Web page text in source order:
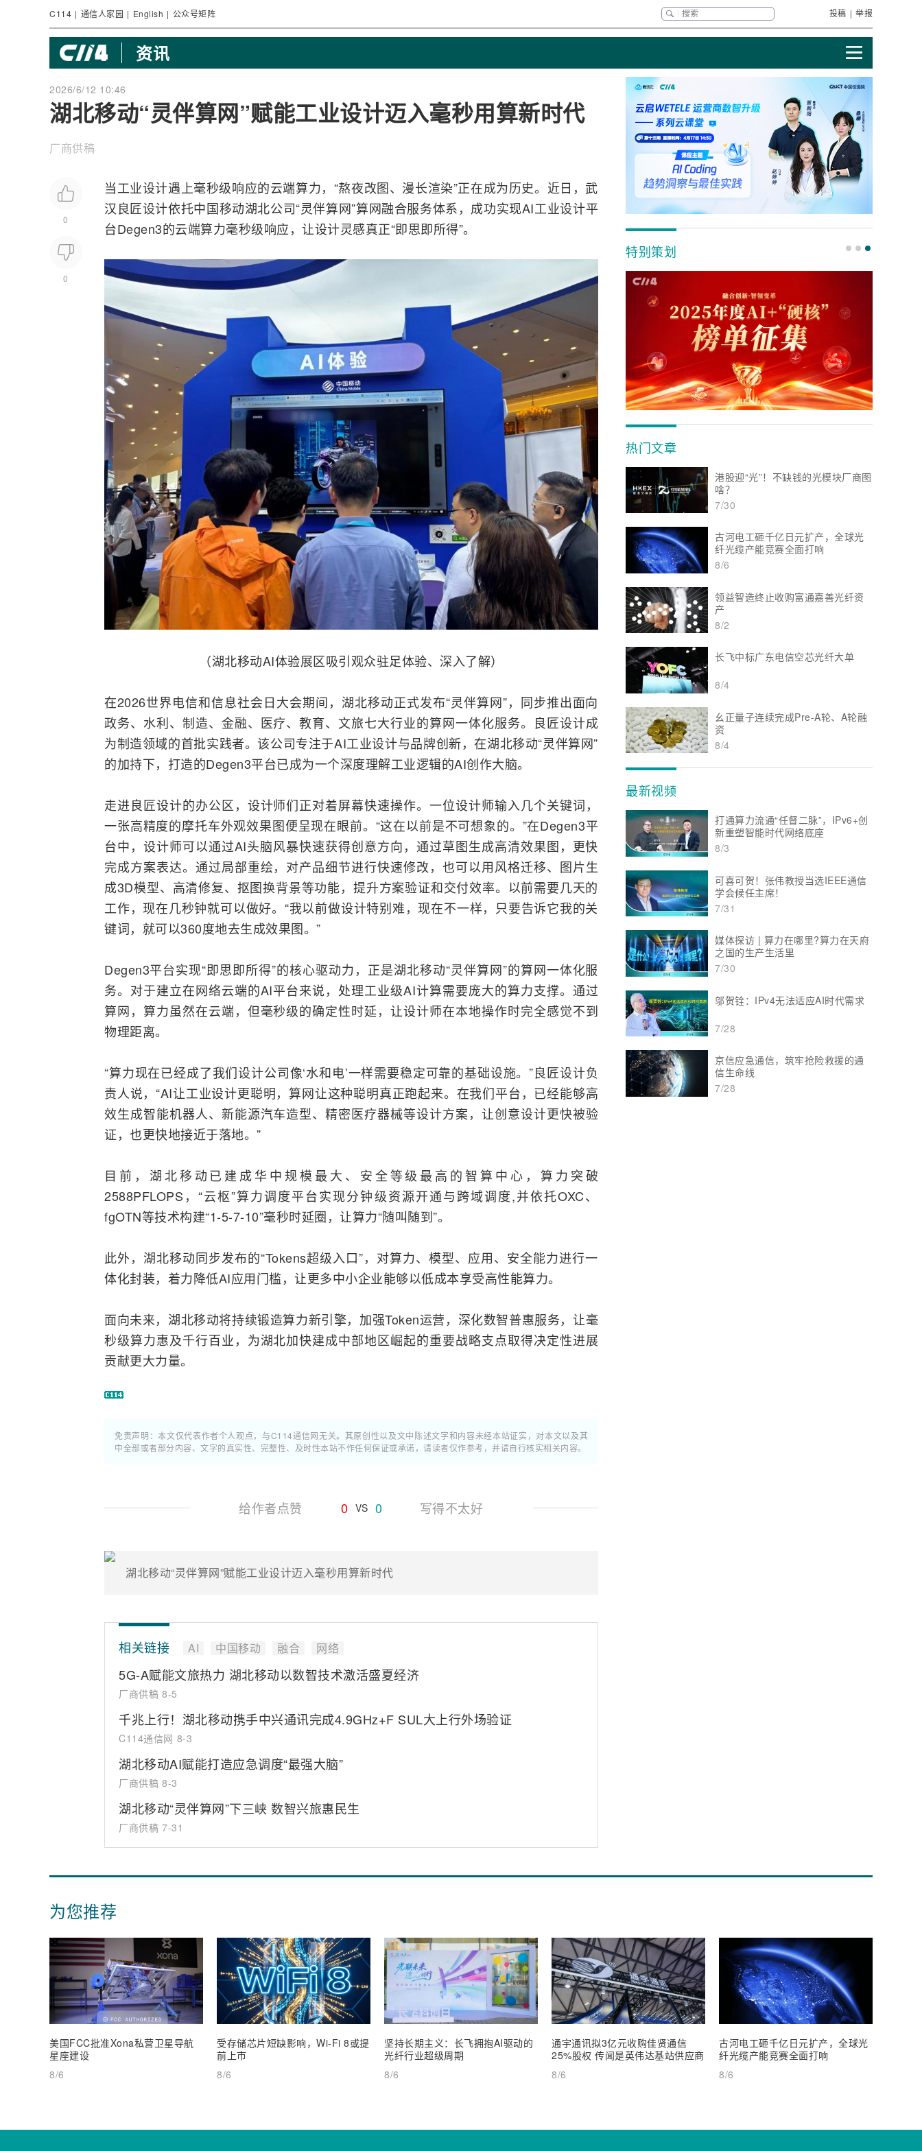
C114 | 通信人家园 | English | 公众号矩阵 投稿 | 举报
资讯
2026/6/12 10:46
湖北移动“灵伴算网”赋能工业设计迈入毫秒用算新时代
厂商供稿
0
0
当工业设计遇上毫秒级响应的云端算力，“熬夜改图、漫长渲染”正在成为历史。近日，武
汉良匠设计依托中国移动湖北公司“灵伴算网”算网融合服务体系，成功实现AI工业设计平
台Degen3的云端算力毫秒级响应，让设计灵感真正“即思即所得”。
（湖北移动AI体验展区吸引观众驻足体验、深入了解）
在2026世界电信和信息社会日大会期间，湖北移动正式发布“灵伴算网”，同步推出面向
政务、水利、制造、金融、医疗、教育、文旅七大行业的算网一体化服务。良匠设计成
为制造领域的首批实践者。该公司专注于AI工业设计与品牌创新，在湖北移动“灵伴算网”
的加持下，打造的Degen3平台已成为一个深度理解工业逻辑的AI创作大脑。
走进良匠设计的办公区，设计师们正对着屏幕快速操作。一位设计师输入几个关键词，
一张高精度的摩托车外观效果图便呈现在眼前。“这在以前是不可想象的。”在Degen3平
台中，设计师可以通过AI头脑风暴快速获得创意方向，通过草图生成高清效果图，更快
完成方案表达。通过局部重绘，对产品细节进行快速修改，也可以用风格迁移、图片生
成3D模型、高清修复、抠图换背景等功能，提升方案验证和交付效率。以前需要几天的
工作，现在几秒钟就可以做好。“我以前做设计特别难，现在不一样，只要告诉它我的关
键词，就可以360度地去生成效果图。”
Degen3平台实现“即思即所得”的核心驱动力，正是湖北移动“灵伴算网”的算网一体化服
务。对于建立在网络云端的AI平台来说，处理工业级AI计算需要庞大的算力支撑。通过
算网，算力虽然在云端，但毫秒级的确定性时延，让设计师在本地操作时完全感觉不到
物理距离。
“算力现在已经成了我们设计公司像‘水和电’一样需要稳定可靠的基础设施。”良匠设计负
责人说，“AI让工业设计更聪明，算网让这种聪明真正跑起来。在我们平台，已经能够高
效生成智能机器人、新能源汽车造型、精密医疗器械等设计方案，让创意设计更快被验
证，也更快地接近于落地。”
目前，湖北移动已建成华中规模最大、安全等级最高的智算中心，算力突破
2588PFLOPS，“云枢”算力调度平台实现分钟级资源开通与跨域调度,并依托OXC、
fgOTN等技术构建“1-5-7-10”毫秒时延圈，让算力“随叫随到”。
此外，湖北移动同步发布的“Tokens超级入口”，对算力、模型、应用、安全能力进行一
体化封装，着力降低AI应用门槛，让更多中小企业能够以低成本享受高性能算力。
面向未来，湖北移动将持续锻造算力新引擎，加强Token运营，深化数智普惠服务，让毫
秒级算力惠及千行百业，为湖北加快建成中部地区崛起的重要战略支点取得决定性进展
贡献更大力量。
免责声明：本文仅代表作者个人观点，与C114通信网无关。其原创性以及文中陈述文字和内容未经本站证实，对本文以及其
中全部或者部分内容、文字的真实性、完整性、及时性本站不作任何保证或承诺，请读者仅作参考，并请自行核实相关内容。
给作者点赞 0 VS 0 写得不太好
湖北移动“灵伴算网”赋能工业设计迈入毫秒用算新时代
相关链接 AI 中国移动 融合 网络
5G-A赋能文旅热力 湖北移动以数智技术激活盛夏经济
厂商供稿 8-5
千兆上行！湖北移动携手中兴通讯完成4.9GHz+F SUL大上行外场验证
C114通信网 8-3
湖北移动AI赋能打造应急调度“最强大脑”
厂商供稿 8-3
湖北移动“灵伴算网”下三峡 数智兴旅惠民生
厂商供稿 7-31
特别策划
热门文章
港股迎“光”！不缺钱的光模块厂商图
啥？
7/30
古河电工砸千亿日元扩产，全球光
纤光缆产能竞赛全面打响
8/6
领益智造终止收购富通嘉善光纤资
产
8/2
长飞中标广东电信空芯光纤大单
8/4
幺正量子连续完成Pre-A轮、A轮融
资
8/4
最新视频
打通算力流通“任督二脉”，IPv6+创
新重塑智能时代网络底座
8/3
可喜可贺！张伟教授当选IEEE通信
学会候任主席！
7/31
媒体探访 | 算力在哪里?算力在天府
之国的生产生活里
7/30
邬贺铨：IPv4无法适应AI时代需求
7/28
京信应急通信，筑牢抢险救援的通
信生命线
7/28
为您推荐
美国FCC批准Xona私营卫星导航
星座建设
8/6
受存储芯片短缺影响，Wi-Fi 8或提
前上市
8/6
坚持长期主义：长飞拥抱AI驱动的
光纤行业超级周期
8/6
通宇通讯拟3亿元收购佳贤通信
25%股权 传闻是英伟达基站供应商
8/6
古河电工砸千亿日元扩产，全球光
纤光缆产能竞赛全面打响
8/6